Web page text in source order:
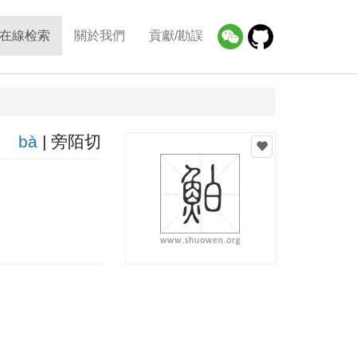
在線检索 關於我們 貢獻/勘誤
bà| 旁陌切